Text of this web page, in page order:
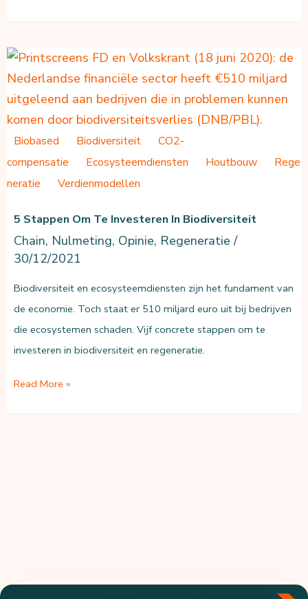
en
Nulmeting
voor
Milieu-
impact
Biobased Biodiversiteit
CO2-
compensatie
Ecosysteemdiensten Houtbouw
Rege
neratie
Verdienmodellen
5 Stappen Om Te Investeren In Biodiversiteit
Chain, Nulmeting, Opinie, Regeneratie /
30/12/2021
Biodiversiteit en ecosysteemdiensten zijn het fundament van
de economie. Toch staat er 510 miljard euro uit bij bedrijven
die ecosystemen schaden. Vijf concrete stappen om te
investeren in biodiversiteit en regeneratie.
5
Read More »